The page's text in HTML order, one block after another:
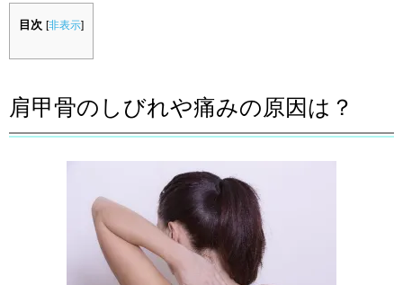
目次 [非表示]
肩甲骨のしびれや痛みの原因は？